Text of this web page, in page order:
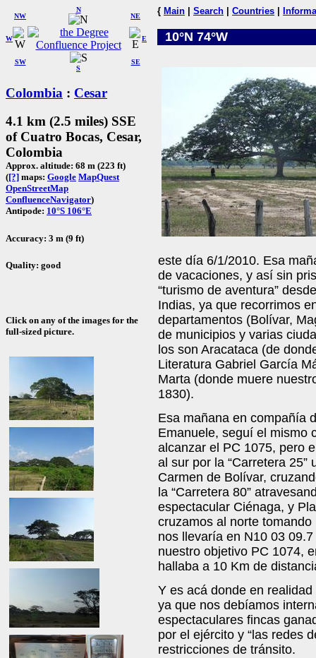
W
NW
N
NE
SW
S
SE
E
Colombia : Cesar
4.1 km (2.5 miles) SSE
of Cuatro Bocas, Cesar,
Colombia
Approx. altitude: 68 m (223 ft)
([?] maps: Google MapQuest
OpenStreetMap
ConfluenceNavigator)
Antipode: 10°S 106°E
Accuracy: 3 m (9 ft)
Quality: good
Click on any of the images for the
full-sized picture.
{ Main Search Countries
10°N 74°W
este día 6/1/2010. Esa
de vacaciones, y así sin
“turismo de aventura”
Indias, ya que recorrimos
departamentos (Bolívar,
de municipios y varias
los son Aracataca (de
Literatura Gabriel García
Marta (donde muere
1830).
Esa mañana en compañía
Emanuele, seguí el mismo
alcanzar el PC 1075, pero
al sur por la “Carretera
Carmen de Bolívar,
la “Carretera 80”
espectacular Ciénaga, y
cruzamos al norte tomando
nos llevaría en N10 03
nuestro objetivo PC 1074,
hallaba a 10 Km de
Y es acá donde en
ya que nos debíamos
espectaculares fincas
por el ejército y “las redes
restricciones de tránsito.